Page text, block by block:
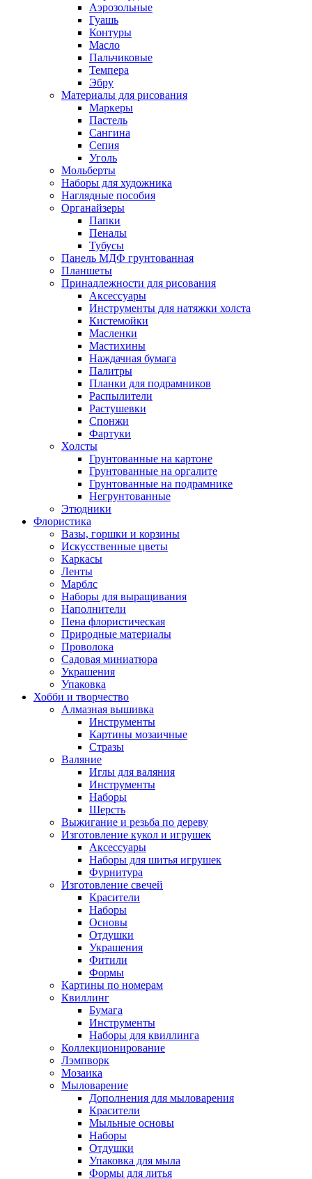
Аэрозольные
Гуашь
Контуры
Масло
Пальчиковые
Темпера
Эбру
Материалы для рисования
Маркеры
Пастель
Сангина
Сепия
Уголь
Мольберты
Наборы для художника
Наглядные пособия
Органайзеры
Папки
Пеналы
Тубусы
Панель МДФ грунтованная
Планшеты
Принадлежности для рисования
Аксессуары
Инструменты для натяжки холста
Кистемойки
Масленки
Мастихины
Наждачная бумага
Палитры
Планки для подрамников
Распылители
Растушевки
Спонжи
Фартуки
Холсты
Грунтованные на картоне
Грунтованные на оргалите
Грунтованные на подрамнике
Негрунтованные
Этюдники
Флористика
Вазы, горшки и корзины
Искусственные цветы
Каркасы
Ленты
Марблс
Наборы для выращивания
Наполнители
Пена флористическая
Природные материалы
Проволока
Садовая миниатюра
Украшения
Упаковка
Хобби и творчество
Алмазная вышивка
Инструменты
Картины мозаичные
Стразы
Валяние
Иглы для валяния
Инструменты
Наборы
Шерсть
Выжигание и резьба по дереву
Изготовление кукол и игрушек
Аксессуары
Наборы для шитья игрушек
Фурнитура
Изготовление свечей
Красители
Наборы
Основы
Отдушки
Украшения
Фитили
Формы
Картины по номерам
Квиллинг
Бумага
Инструменты
Наборы для квиллинга
Коллекционирование
Лэмпворк
Мозаика
Мыловарение
Дополнения для мыловарения
Красители
Мыльные основы
Наборы
Отдушки
Упаковка для мыла
Формы для литья